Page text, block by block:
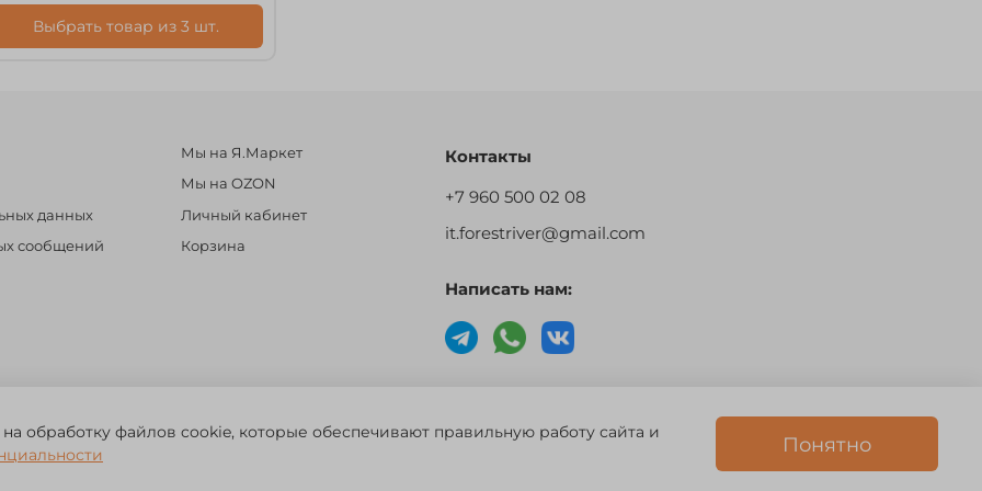
Выбрать товар из 3 шт.
данных
сообщений
Мы на Я.Маркет
Мы на OZON
Личный кабинет
Корзина
Контакты
+7 960 500 02 08
it.forestriver@gmail.com
Написать нам:
для рыбалки, охоты и активного отдыха. Св. о рег. тов. зн. № 756494
обработку файлов cookie, которые обеспечивают правильную работу сайта и
Понятно